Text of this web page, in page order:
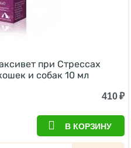
при Стрессах
и собак 10 мл
410₽
В КОРЗИНУ